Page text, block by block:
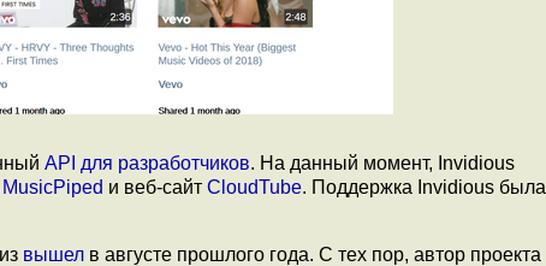
API для разработчиков. На данный момент, Invidious
MusicPiped и веб-сайт CloudTube. Поддержка Invidious была
вышел в августе прошлого года. С тех пор, автор проекта